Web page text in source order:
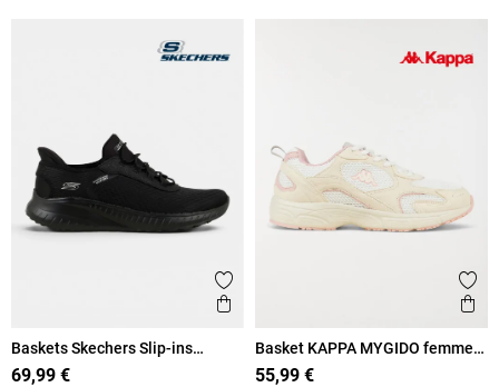
Ajouter aux favoris
Aperçu rapide
Baskets Skechers Slip-ins
femme (36-41)
69,99 €
Basket KAPPA MYGIDO femme
(36-41)
55,99 €